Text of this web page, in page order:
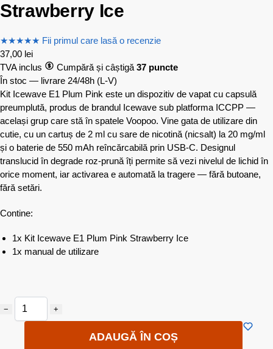
Strawberry Ice
★★★★★ Fii primul care lasă o recenzie
37,00 lei
TVA inclus
Cumpără și câștigă 37 puncte
În stoc — livrare 24/48h (L-V)
Kit Icewave E1 Plum Pink este un dispozitiv de vapat cu capsulă
preumplută, produs de brandul Icewave sub platforma ICCPP —
același grup care stă în spatele Voopoo. Vine gata de utilizare din
cutie, cu un cartuș de 2 ml cu sare de nicotină (nicsalt) la 20 mg/ml
și o baterie de 550 mAh reîncărcabilă prin USB-C. Designul
translucid în degrade roz-prună îți permite să vezi nivelul de lichid în
orice moment, iar activarea e automată la tragere — fără butoane,
fără setări.
Contine:
1x Kit Icewave E1 Plum Pink Strawberry Ice
1x manual de utilizare
− +
ADAUGĂ ÎN COȘ